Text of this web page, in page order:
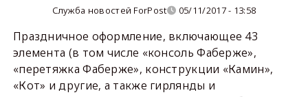
Служба новостей ForPost 05/11/2017 - 13:58
Праздничное оформление, включающее 43
элемента (в том числе «консоль Фаберже»,
«перетяжка Фаберже», конструкции «Камин»,
«Кот» и другие, а также гирлянды и